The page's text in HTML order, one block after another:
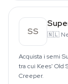
SS 🇳🇱
Acquista i semi
tra cui Kees' Old
Creeper.